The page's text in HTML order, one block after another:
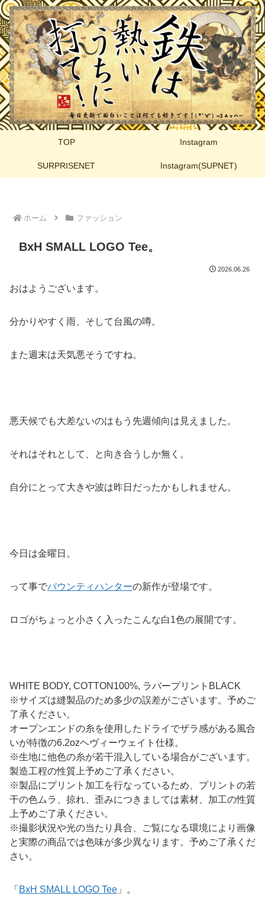
TOP Instagram
SURPRISENET Instagram(SUPNET)
ホーム ファッション
BxH SMALL LOGO Tee。
2026.06.26
おはようございます。
分かりやすく雨、そして台風の噂。
また週末は天気悪そうですね。
悪天候でも大差ないのはもう先週傾向は見えました。
それはそれとして、と向き合うしか無く。
自分にとって大きや波は昨日だったかもしれません。
今日は金曜日。
って事でバウンティハンターの新作が登場です。
ロゴがちょっと小さく入ったこんな白1色の展開です。
WHITE BODY, COTTON100%, ラバープリントBLACK
※サイズは縫製品のため多少の誤差がございます。予めご
了承ください。
オープンエンドの糸を使用したドライでザラ感がある風合
いが特徴の6.2ozヘヴィーウェイト仕様。
※生地に他色の糸が若干混入している場合がございます。
製造工程の性質上予めご了承ください。
※製品にプリント加工を行なっているため、プリントの若
干の色ムラ、掠れ、歪みにつきましては素材、加工の性質
上予めご了承ください。
※撮影状況や光の当たり具合、ご覧になる環境により画像
と実際の商品では色味が多少異なります。予めご了承くだ
さい。
「 BxH SMALL LOGO Tee 」。